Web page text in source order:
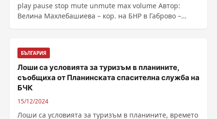
play pause stop mute unmute max volume Автор:
Велина Махлебашиева – кор. на БНР в Габрово –
na-detskoto-zdraveopazvane-v-gabrovo
БЪЛГАРИЯ
Лоши са условията за туризъм в планините,
съобщиха от Планинската спасителна служба на
БЧК
15/12/2024
Лоши са условията за туризъм в планините, времето